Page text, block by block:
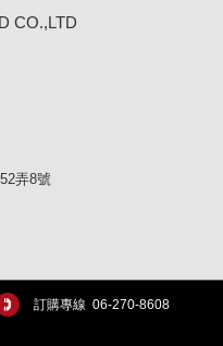
CO.,LTD
弄8號
訂購專線 06-­270-8608